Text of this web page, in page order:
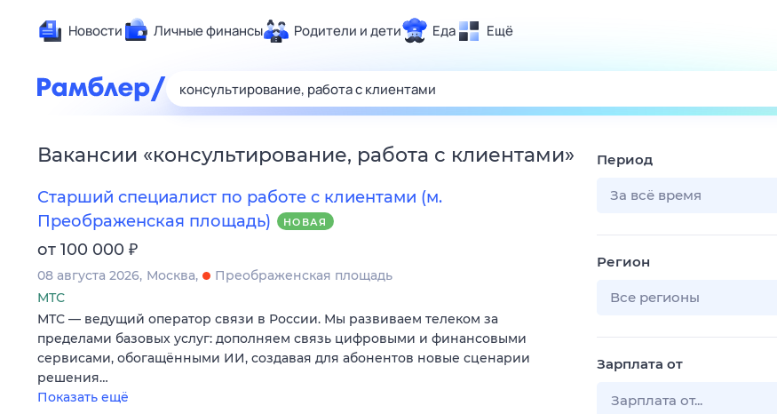
Новости Личные финансы Родители и дети Еда Ещё
Здоровье
Развлечения и отдых
Спорт
Карьера
Авто
Жизненные ситуации
Гороскопы
Поиск
ТВ-программа
Вакансии «консультирование, работа с клиентами»
Старший специалист по работе с клиентами (м.
Преображенская площадь)
НОВАЯ
от 100 000 ₽
08 августа 2026 Москва
Преображенская площадь
МТС
МТС — ведущий оператор связи в России. Мы развиваем телеком за
пределами базовых услуг: дополняем связь цифровыми и финансовыми
сервисами, обогащёнными ИИ, создавая для абонентов новые сценарии
решения…
Показать ещё
Период
За всё время
Регион
Все регионы
Зарплата от